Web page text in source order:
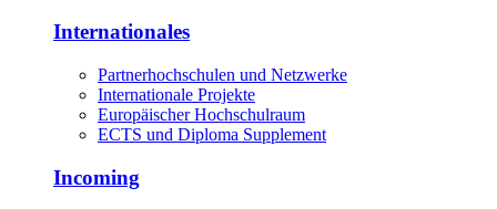
Internationales
Partnerhochschulen und Netzwerke
Internationale Projekte
Europäischer Hochschulraum
ECTS und Diploma Supplement
Incoming